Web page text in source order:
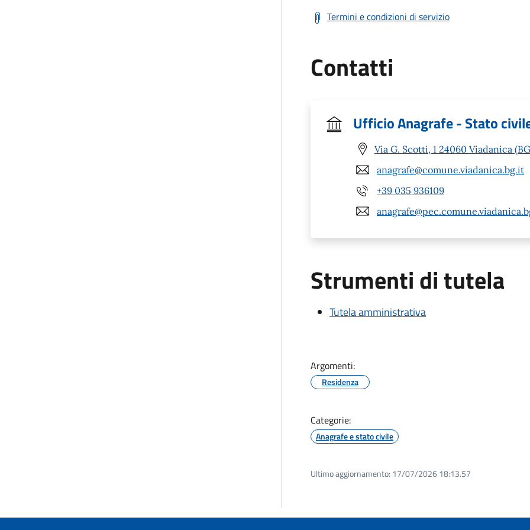
Termini e condizioni di servizio
Contatti
Ufficio Anagrafe - Stato
Via G. Scotti, 1 24060 Viadanica
anagrafe@comune.viadanica.bg.it
+39 035 936109
Strumenti di tutela
Tutela amministrativa
Argomenti:
Residenza
Categorie:
Anagrafe e stato civile
Ultimo aggiornamento: 17/07/2026 18:13.57